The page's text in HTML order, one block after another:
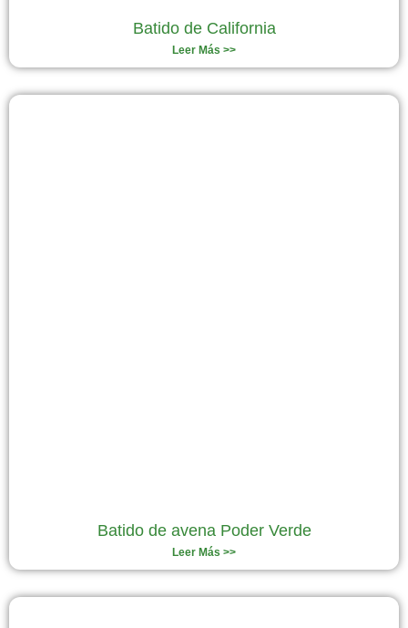
Batido de California
Leer Más >>
Batido de avena Poder Verde
Leer Más >>